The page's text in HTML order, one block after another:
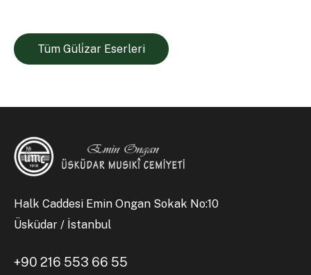
Tüm Güli̇zar Eserleri
Halk Caddesi Emin Ongan Sokak No:10
Üsküdar / İstanbul
+90 216 553 66 55